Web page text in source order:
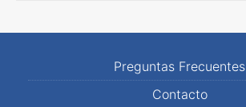
Preguntas Frecuentes
Contacto